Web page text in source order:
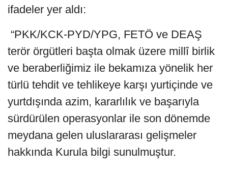
ifadeler yer aldı:
“PKK/KCK-PYD/YPG, FETÖ ve DEAŞ
terör örgütleri başta olmak üzere millî birlik
ve beraberliğimiz ile bekamıza yönelik her
türlü tehdit ve tehlikeye karşı yurtiçinde ve
yurtdışında azim, kararlılık ve başarıyla
sürdürülen operasyonlar ile son dönemde
meydana gelen uluslararası gelişmeler
hakkında Kurula bilgi sunulmuştur.